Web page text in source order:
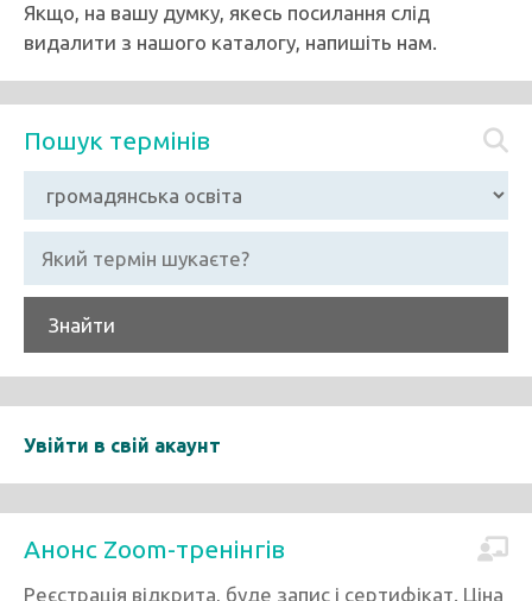
Якщо, на вашу думку, якесь посилання слід
видалити з нашого каталогу, напишіть нам.
Пошук термінів
Знайти
Увійти в свій акаунт
Анонс Zoom-тренінгів
Реєстрація відкрита, буде запис і сертифікат. Ціна